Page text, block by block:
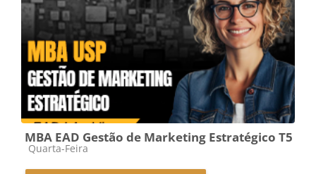
MBA EAD Gestão de Marketing Estratégico T5
Categoria do curso
Quarta-Feira